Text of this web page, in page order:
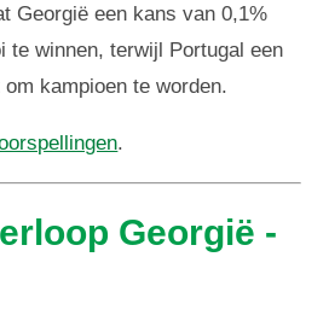
Georgië een kans van 0,1%
te winnen, terwijl Portugal een
kampioen te worden.
.
Georgië -